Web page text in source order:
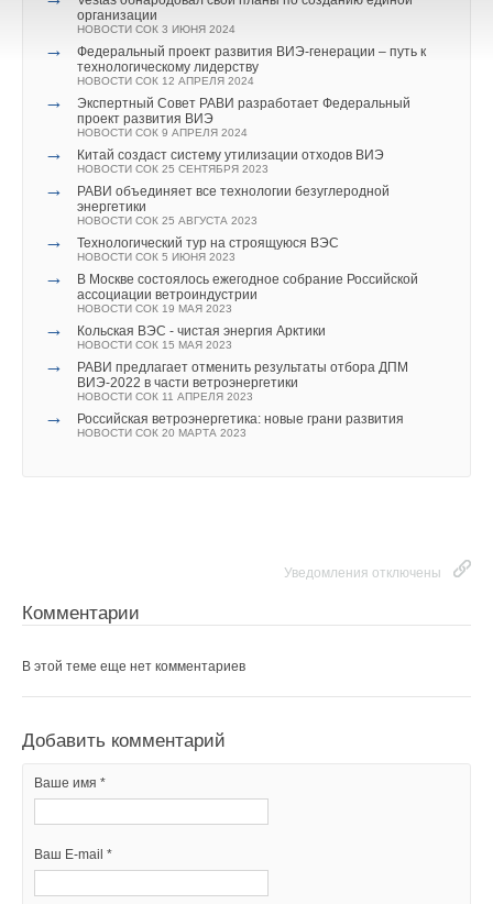
организации
НОВОСТИ СОК 3 ИЮНЯ 2024
→
Федеральный проект развития ВИЭ-генерации – путь к
технологическому лидерству
НОВОСТИ СОК 12 АПРЕЛЯ 2024
→
Экспертный Совет РАВИ разработает Федеральный
проект развития ВИЭ
НОВОСТИ СОК 9 АПРЕЛЯ 2024
→ Китай создаст систему утилизации отходов ВИЭ
НОВОСТИ СОК 25 СЕНТЯБРЯ 2023
→
РАВИ объединяет все технологии безуглеродной
энергетики
НОВОСТИ СОК 25 АВГУСТА 2023
→ Технологический тур на строящуюся ВЭС
НОВОСТИ СОК 5 ИЮНЯ 2023
→
В Москве состоялось ежегодное собрание Российской
ассоциации ветроиндустрии
НОВОСТИ СОК 19 МАЯ 2023
→ Кольская ВЭС - чистая энергия Арктики
НОВОСТИ СОК 15 МАЯ 2023
→
РАВИ предлагает отменить результаты отбора ДПМ
ВИЭ-2022 в части ветроэнергетики
НОВОСТИ СОК 11 АПРЕЛЯ 2023
→ Российская ветроэнергетика: новые грани развития
НОВОСТИ СОК 20 МАРТА 2023
Уведомления отключены
Комментарии
В этой теме еще нет комментариев
Добавить комментарий
Ваше имя *
Ваш E-mail *
НОВОСТИ СОК 27 ФЕВРАЛЯ 2023
Компания BWT займется очисткой более 7 500 м3 воды в
Краснодаре
НОВОСТИ СОК 25 ЯНВАРЯ 2023
Компания BWT запустила два бассейна в филиале ЦМШ
в Калининграде
НОВОСТИ СОК 19 ДЕКАБРЯ 2022
Уведомления отключены
Комментарии
В этой теме еще нет комментариев
Добавить комментарий
Текст комментария